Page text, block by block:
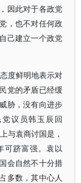
因此对于各政党
，也不对任何政
己建立一个政党
度鲜明地表示对
党的矛盾已经缓
胁，没有向进步
议员韩玉辰回
与袁商讨国是，
可跻富强。袁以
会自然不十分措
多数，其中心人